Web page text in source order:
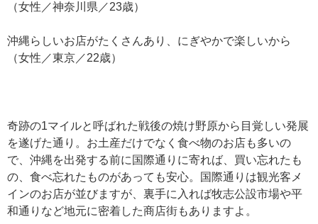
（女性／神奈川県／23歳）
沖縄らしいお店がたくさんあり、にぎやかで楽しいから
（女性／東京／22歳）
奇跡の1マイルと呼ばれた戦後の焼け野原から目覚しい発展
を遂げた通り。お土産だけでなく食べ物のお店も多いの
で、沖縄を出発する前に国際通りに寄れば、買い忘れたも
の、食べ忘れたものがあっても安心。国際通りは観光客メ
インのお店が並びますが、裏手に入れば牧志公設市場や平
和通りなど地元に密着した商店街もありますよ。